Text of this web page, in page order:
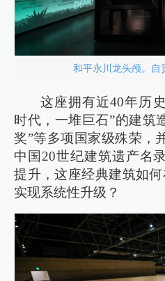
和平永川龙头颅。自
这座拥有近40年历
时代，一堆巨石”的建筑
奖”等多项国家级殊荣，
中国20世纪建筑遗产名
提升，这座经典建筑如
实现系统性升级？